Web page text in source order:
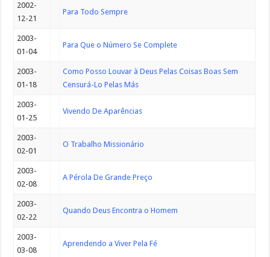
2002-
12-21
Para Todo Sempre
2003-
01-04
Para Que o Número Se Complete
2003-
01-18
Como Posso Louvar à Deus Pelas Coisas Boas Sem
Censurá-Lo Pelas Más
2003-
01-25
Vivendo De Aparências
2003-
02-01
O Trabalho Missionário
2003-
02-08
A Pérola De Grande Preço
2003-
02-22
Quando Deus Encontra o Homem
2003-
03-08
Aprendendo a Viver Pela Fé